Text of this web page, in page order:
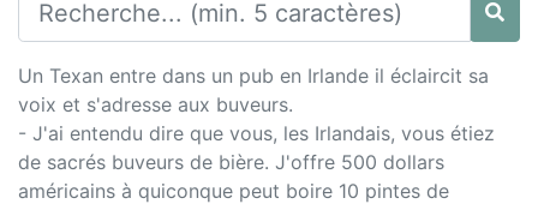
Un Texan entre dans un pub en Irlande il éclaircit sa
voix et s'adresse aux buveurs.
- J'ai entendu dire que vous, les Irlandais, vous étiez
de sacrés buveurs de bière. J'offre 500 dollars
américains à quiconque peut boire 10 pintes de